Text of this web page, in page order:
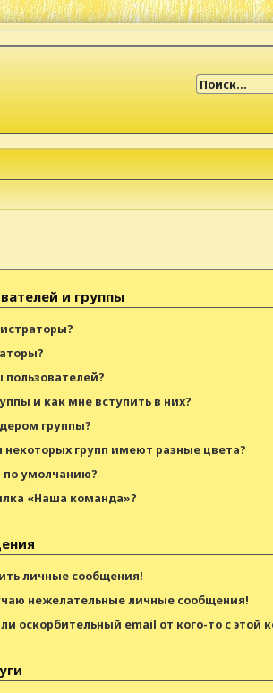
и группы
пользователей?
и как мне вступить в них?
группы?
некоторых групп имеют разные цвета?
по умолчанию?
«Наша команда»?
личные сообщения!
нежелательные личные сообщения!
оскорбительный email от кого-то с этой